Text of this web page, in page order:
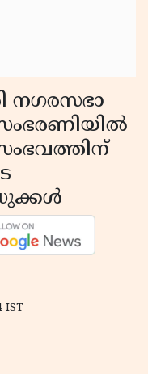
നഗരസഭാ
IST